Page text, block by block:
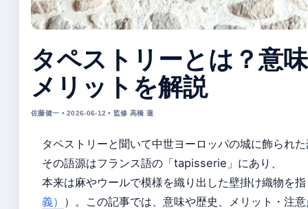
タペストリーとは？意
メリットを解説
佐藤健一 • 2026-06-12 • 監修 高橋 蓮
タペストリーと聞いて中世ヨーロッパの城に飾られ
その語源はフランス語の「tapisserie」にあり、
本来は麻やウールで模様を織り出した壁掛け織物を
義） ）。この記事では、意味や歴史、メリット・注